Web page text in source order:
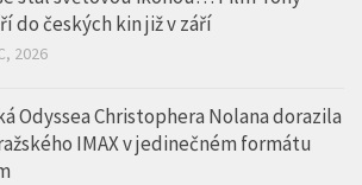
Odyssea Christophera Nolana dorazila
IMAX v jedinečném formátu
kině a šance na Volvo. Cinema City